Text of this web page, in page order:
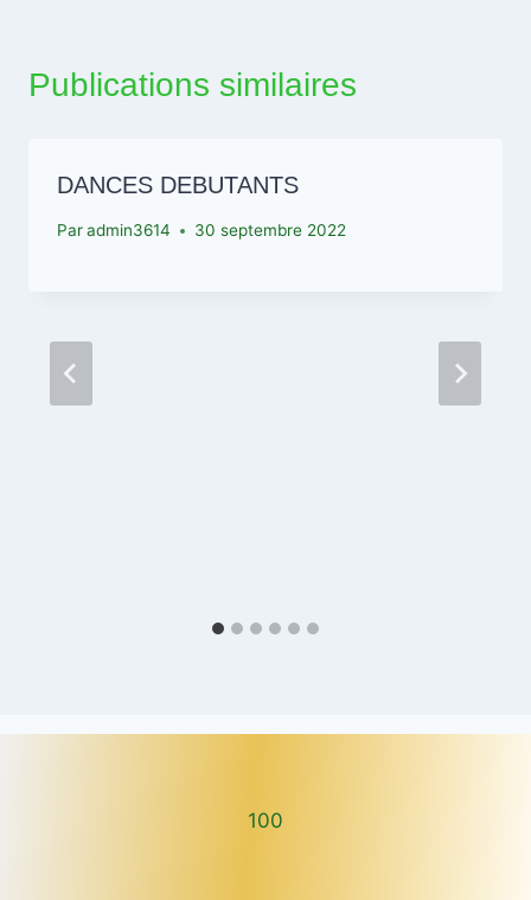
Publications similaires
DANCES DEBUTANTS
Paradmin3614 30 septembre 2022
100